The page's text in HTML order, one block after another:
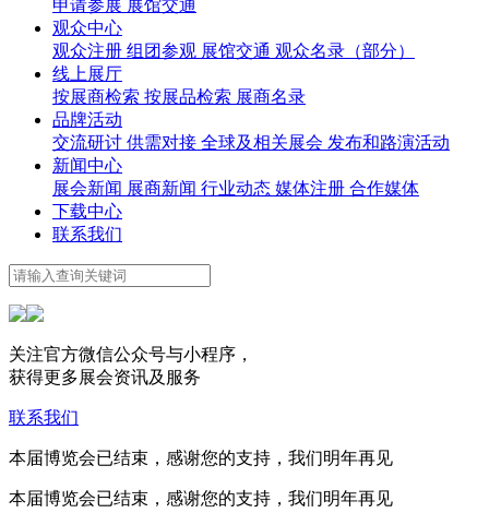
申请参展 展馆交通
观众中心
观众注册 组团参观 展馆交通 观众名录（部分）
线上展厅
按展商检索 按展品检索 展商名录
品牌活动
交流研讨 供需对接 全球及相关展会 发布和路演活动
新闻中心
展会新闻 展商新闻 行业动态 媒体注册 合作媒体
下载中心
联系我们
关注官方微信公众号与小程序，
获得更多展会资讯及服务
联系我们
本届博览会已结束，感谢您的支持，我们明年再见
本届博览会已结束，感谢您的支持，我们明年再见